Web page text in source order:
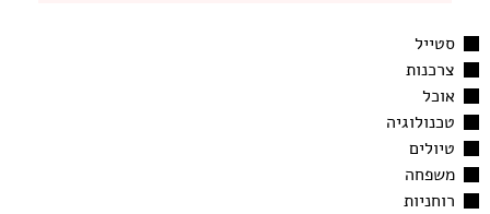
סטייל
צרכנות
אוכל
טכנולוגיה
טיולים
משפחה
רוחניות